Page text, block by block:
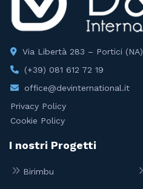
Via Libertà 283 – Portici (NA)
(+39) 081 612 72 19
office@devinternational.it
Privacy Policy
Cookie Policy
I nostri Progetti
Birimbu